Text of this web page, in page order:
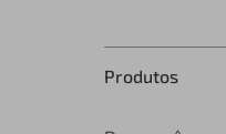
Produtos